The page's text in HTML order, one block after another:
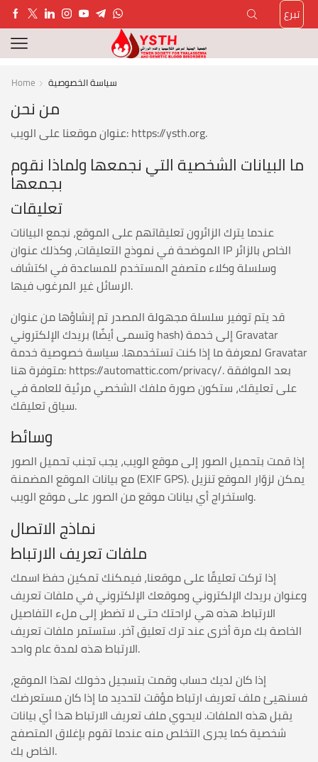
تبرع
Home سياسة الخصوصية
من نحن
عنوان موقعنا على الويب: https://ysth.org.
ما البيانات الشخصية التي نجمعها ولماذا نقوم
بجمعها
تعليقات
عندما يترك الزائرون تعليقاتهم على الموقع، نجمع البيانات
الموضحة في نموذج التعليقات، وكذلك عنوان IP الخاص بالزائر
وسلسلة وكلاء متصفح المستخدم للمساعدة في اكتشاف
الرسائل غير المرغوب فيها.
قد يتم توفير سلسلة مجهولة المصدر تم إنشاؤها من عنوان
بريدك الإلكتروني (وتسمى أيضًا hash) إلى خدمة Gravatar
لمعرفة ما إذا كنت تستخدمها. سياسة خصوصية خدمة Gravatar
متوفرة هنا: https://automattic.com/privacy/. بعد الموافقة
على تعليقك، ستكون صورة ملفك الشخصي مرئية للعامة في
سياق تعليقك.
وسائط
إذا قمت بتحميل الصور إلى موقع الويب، يجب تجنب تحميل الصور
مع بيانات الموقع المضمنة (EXIF GPS). يمكن لزوّار الموقع تنزيل
واستخراج أي بيانات موقع من الصور على موقع الويب.
نماذج الاتصال
ملفات تعريف الارتباط
إذا تركت تعليقًا على موقعنا، فيمكنك تمكين حفظ اسمك
وعنوان بريدك الإلكتروني وموقعك الإلكتروني في ملفات تعريف
الارتباط. هذه هي لراحتك حتى لا تضطر إلى ملء التفاصيل
الخاصة بك مرة أخرى عند ترك تعليق آخر. ستستمر ملفات تعريف
الارتباط هذه لمدة عام واحد.
إذا كان لديك حساب وقمت بتسجيل دخولك لهذا الموقع،
فسنهيئ ملف تعريف ارتباط مؤقت لتحديد ما إذا كان مستعرضك
يقبل هذه الملفات. لايحوي ملف تعريف الارتباط هذا أي بيانات
شخصية كما يجرى التخلص منه عندما تقوم بإغلاق المتصفح
الخاص بك.